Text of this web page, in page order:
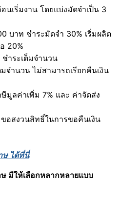
นเริ่มงาน โดยแบ่งมัดจำเป็น 3
บาท ชำระมัดจำ 30% เริ่มผลิต
20%
ชำระเต็มจำนวน
มจำนวน ไม่สามารถเรียกคืนเงิน
มูลค่าเพิ่ม 7% และ ค่าจัดส่ง
อสงวนสิทธิ์ในการขอคืนเงิน
ษ ได้ที่นี่
มีให้เลือกหลากหลายแบบ